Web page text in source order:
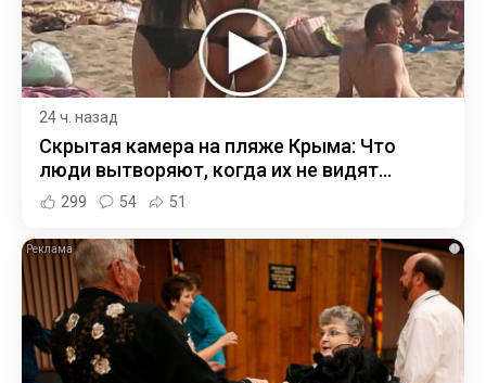
24 ч. назад
Скрытая камера на пляже Крыма: Что
люди вытворяют, когда их не видят...
299 54 51
i